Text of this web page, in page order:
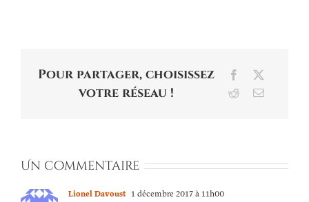
Pour partager, choisissez
votre réseau !
Facebook
RedditEmail
Un commentaire
Lionel Davoust 1 décembre 2017 à 11h00